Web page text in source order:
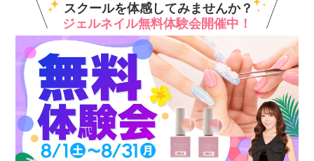
スクールを体感してみませんか？
ジェルネイル無料体験会開催中！